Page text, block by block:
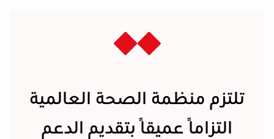
تلتزم منظمة الصحة العالمية
التزامًا عميقًا بتقديم الدعم